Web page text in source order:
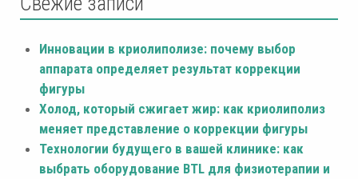
Инновации в криолиполизе: почему выбор
аппарата определяет результат коррекции
фигуры
Холод, который сжигает жир: как криолиполиз
меняет представление о коррекции фигуры
Технологии будущего в вашей клинике: как
выбрать оборудование BTL для физиотерапии и